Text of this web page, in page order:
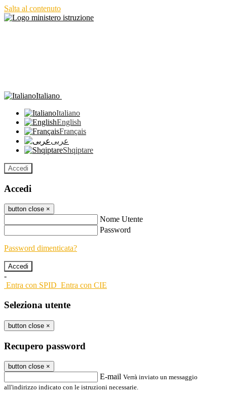
Salta al contenuto
Italiano
Italiano
English
Français
عربى
Shqiptare
Accedi
Accedi
button close ×
Nome Utente
Password
Password dimenticata?
-
Entra con SPID Entra con CIE
Seleziona utente
button close ×
Recupero password
button close ×
E-mail Verrà inviato un messaggio
all'indirizzo indicato con le istruzioni necessarie.